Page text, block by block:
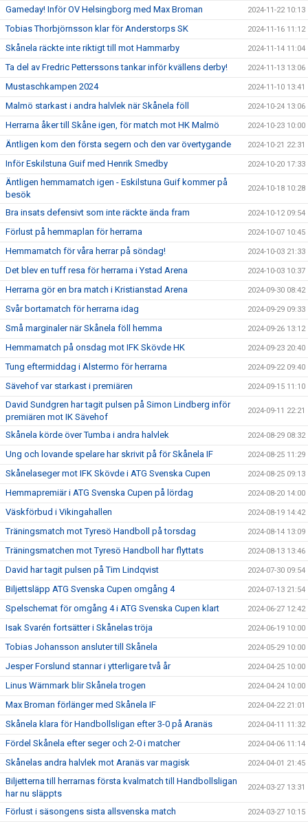
Gameday! Inför OV Helsingborg med Max Broman 2024-11-22 10:13
Tobias Thorbjörnsson klar för Anderstorps SK 2024-11-16 11:12
Skånela räckte inte riktigt till mot Hammarby 2024-11-14 11:04
Ta del av Fredric Petterssons tankar inför kvällens derby! 2024-11-13 13:06
Mustaschkampen 2024 2024-11-10 13:41
Malmö starkast i andra halvlek när Skånela föll 2024-10-24 13:06
Herrarna åker till Skåne igen, för match mot HK Malmö 2024-10-23 10:00
Äntligen kom den första segern och den var övertygande 2024-10-21 22:31
Inför Eskilstuna Guif med Henrik Smedby 2024-10-20 17:33
Äntligen hemmamatch igen - Eskilstuna Guif kommer på
besök
2024-10-18 10:28
Bra insats defensivt som inte räckte ända fram 2024-10-12 09:54
Förlust på hemmaplan för herrarna 2024-10-07 10:45
Hemmamatch för våra herrar på söndag! 2024-10-03 21:33
Det blev en tuff resa för herrarna i Ystad Arena 2024-10-03 10:37
Herrarna gör en bra match i Kristianstad Arena 2024-09-30 08:42
Svår bortamatch för herrarna idag 2024-09-29 09:33
Små marginaler när Skånela föll hemma 2024-09-26 13:12
Hemmamatch på onsdag mot IFK Skövde HK 2024-09-23 20:40
Tung eftermiddag i Alstermo för herrarna 2024-09-22 09:40
Sävehof var starkast i premiären 2024-09-15 11:10
David Sundgren har tagit pulsen på Simon Lindberg inför
premiären mot IK Sävehof
2024-09-11 22:21
Skånela körde över Tumba i andra halvlek 2024-08-29 08:32
Ung och lovande spelare har skrivit på för Skånela IF 2024-08-25 11:29
Skånelaseger mot IFK Skövde i ATG Svenska Cupen 2024-08-25 09:13
Hemmapremiär i ATG Svenska Cupen på lördag 2024-08-20 14:00
Väskförbud i Vikingahallen 2024-08-19 14:42
Träningsmatch mot Tyresö Handboll på torsdag 2024-08-14 13:09
Träningsmatchen mot Tyresö Handboll har flyttats 2024-08-13 13:46
David har tagit pulsen på Tim Lindqvist 2024-07-30 09:54
Biljettsläpp ATG Svenska Cupen omgång 4 2024-07-13 21:54
Spelschemat för omgång 4 i ATG Svenska Cupen klart 2024-06-27 12:42
Isak Svarén fortsätter i Skånelas tröja 2024-06-19 10:00
Tobias Johansson ansluter till Skånela 2024-05-29 10:00
Jesper Forslund stannar i ytterligare två år 2024-04-25 10:00
Linus Wärnmark blir Skånela trogen 2024-04-24 10:00
Max Broman förlänger med Skånela IF 2024-04-22 21:01
Skånela klara för Handbollsligan efter 3-0 på Aranäs 2024-04-11 11:32
Fördel Skånela efter seger och 2-0 i matcher 2024-04-06 11:14
Skånelas andra halvlek mot Aranäs var magisk 2024-04-01 21:45
Biljetterna till herrarnas första kvalmatch till Handbollsligan
har nu släppts
2024-03-27 13:31
Förlust i säsongens sista allsvenska match 2024-03-27 10:15